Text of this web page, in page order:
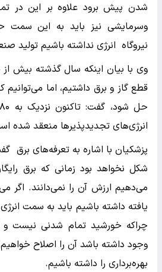
شدن پیش برود علاوه بر این در
وسرمایشی نیز باید به این سمت
نیروگاه انرژی نداشته باشیم تولید
قطع گاز و برق داشتیم، اما
انرژی‌های تجدیدپذیرها منعقد شده
پزشکیان با اشاره به تعرفه‌های برق
شکل نخواهد بود زمانی که برق
می‌دهیم ارزش آن را نمی‌دانند. اگر
یافته داشته باشیم باید به سمت
چراکه خورشید تمام شدنی نیست و
وجود داشته باشد آن را اصلاح خواهیم
بهره‌برداری را داشته باشیم.